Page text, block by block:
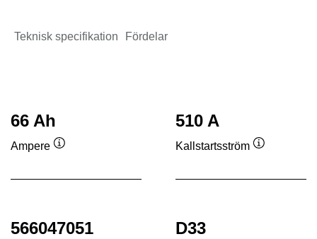
Teknisk specifikation Fördelar
66 Ah
Ampere
510 A
Kallstartsström
566047051 D33